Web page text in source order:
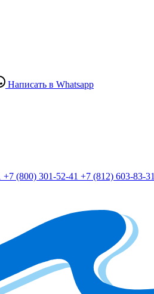
Написать в Whatsapp
+7 (800) 301-52-41 +7 (812) 603-83-31